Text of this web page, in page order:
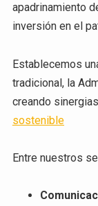
apadrinamiento
inversión en el
Establecemos
tradicional, la
creando
sostenible
Entre nuestros